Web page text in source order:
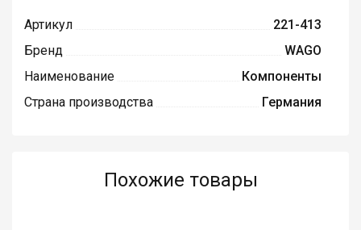
Артикул
221-413
Бренд
WAGO
Наименование
Компоненты
Страна производства
Германия
Похожие товары